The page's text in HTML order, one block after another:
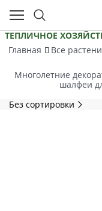
ТЕПЛИЧНОЕ
Главная
Все
Многолетние
шалфеи
Без сортировки